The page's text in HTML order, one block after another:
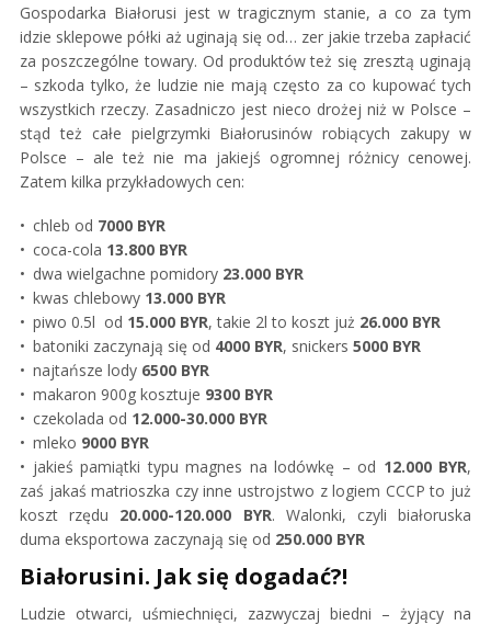
Gospodarka Białorusi jest w tragicznym stanie, a co za tym
idzie sklepowe półki aż uginają się od… zer jakie trzeba zapłacić
za poszczególne towary. Od produktów też się zresztą uginają
– szkoda tylko, że ludzie nie mają często za co kupować tych
wszystkich rzeczy. Zasadniczo jest nieco drożej niż w Polsce –
stąd też całe pielgrzymki Białorusinów robiących zakupy w
Polsce – ale też nie ma jakiejś ogromnej różnicy cenowej.
Zatem kilka przykładowych cen:
chleb od 7000 BYR
coca-cola 13.800 BYR
dwa wielgachne pomidory 23.000 BYR
kwas chlebowy 13.000 BYR
piwo 0.5l od 15.000 BYR, takie 2l to koszt już 26.000 BYR
batoniki zaczynają się od 4000 BYR, snickers 5000 BYR
najtańsze lody 6500 BYR
makaron 900g kosztuje 9300 BYR
czekolada od 12.000-30.000 BYR
mleko 9000 BYR
jakieś pamiątki typu magnes na lodówkę – od 12.000 BYR,
zaś jakaś matrioszka czy inne ustrojstwo z logiem CCCP to już
koszt rzędu 20.000-120.000 BYR. Walonki, czyli białoruska
duma eksportowa zaczynają się od 250.000 BYR
Białorusini. Jak się dogadać?!
Ludzie otwarci, uśmiechnięci, zazwyczaj biedni – żyjący na